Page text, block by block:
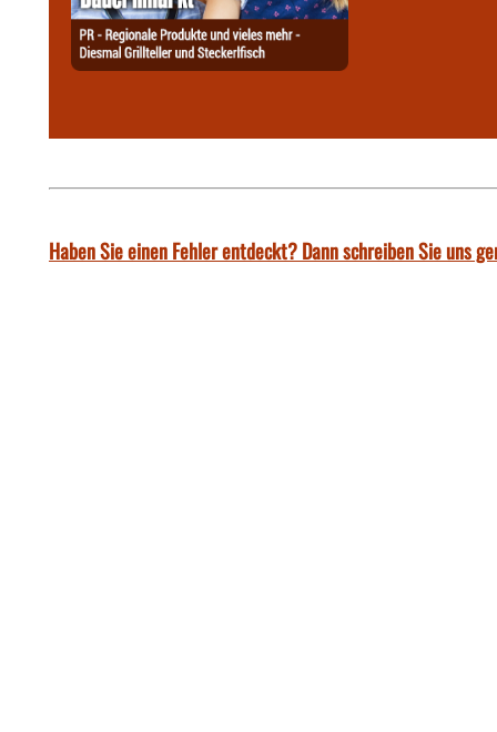
Haben Sie einen Fehler entdeckt? Dann schreiben Sie uns